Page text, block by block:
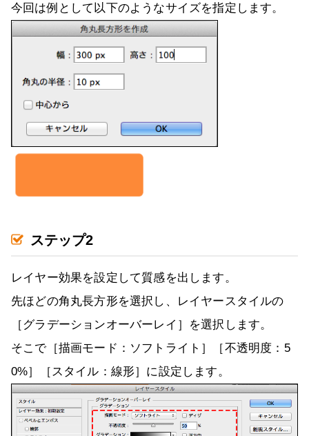
今回は例として以下のようなサイズを指定します。
ステップ2
レイヤー効果を設定して質感を出します。
先ほどの角丸長方形を選択し、レイヤースタイルの
［グラデーションオーバーレイ］を選択します。
そこで［描画モード：ソフトライト］［不透明度：5
0%］［スタイル：線形］に設定します。